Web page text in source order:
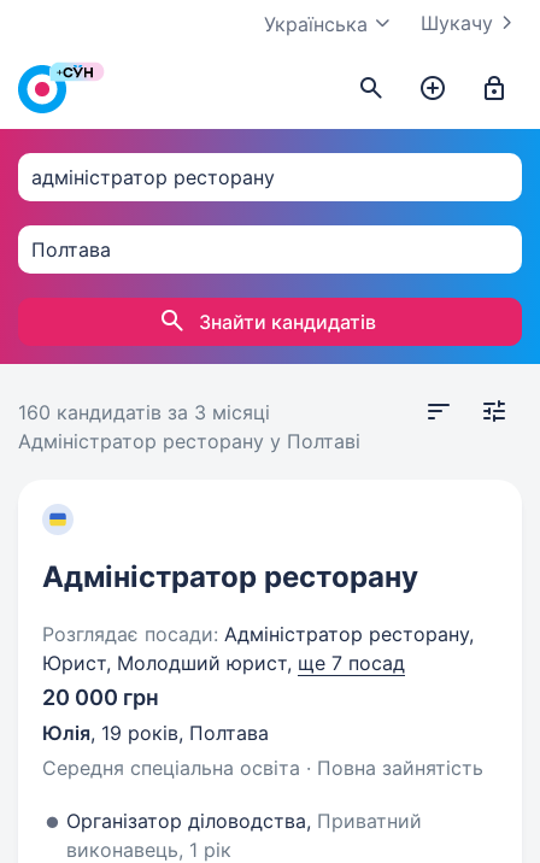
Шукачу
Українська
Знайти кандидатів
160 кандидатів за 3 місяці
Адміністратор ресторану у Полтаві
Адміністратор ресторану
Розглядає посади: Адміністратор ресторану,
Юрист, Молодший юрист, ще 7 посад
20 000 грн
Юлія, 19 років, Полтава
Середня спеціальна освіта · Повна зайнятість
Організатор діловодства, Приватний
виконавець, 1 рік